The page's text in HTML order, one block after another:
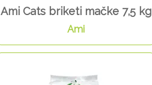
Ami Cats briketi mačke 7,5 kg
Ami